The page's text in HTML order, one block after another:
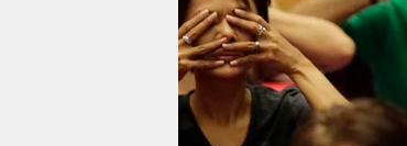
verlag
verlag
veranstaltungen